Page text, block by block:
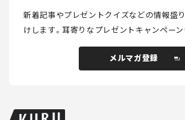
新着記事やプレゼントクイズなどの情報盛
けします。耳寄りなプレゼントキャンペーン
メルマガ登録